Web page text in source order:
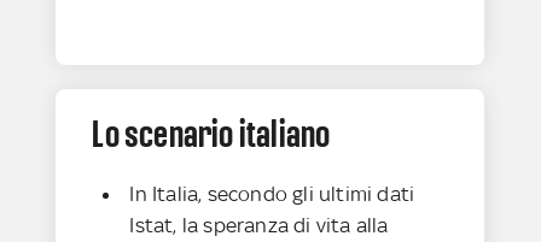
Lo scenario italiano
In Italia, secondo gli ultimi dati
Istat, la speranza di vita alla